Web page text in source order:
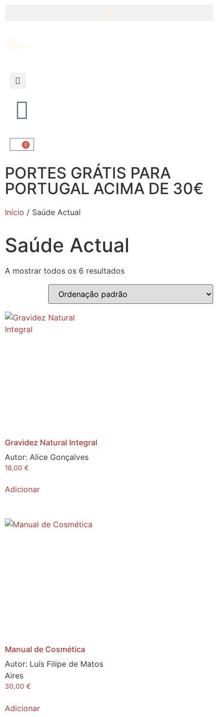
0
PORTES GRÁTIS PARA
PORTUGAL ACIMA DE 30€
Início / Saúde Actual
Saúde Actual
A mostrar todos os 6 resultados
Gravidez Natural Integral
Autor: Alice Gonçalves
18,00 €
Adicionar
Manual de Cosmética
Autor: Luís Filipe de Matos
Aires
30,00 €
Adicionar